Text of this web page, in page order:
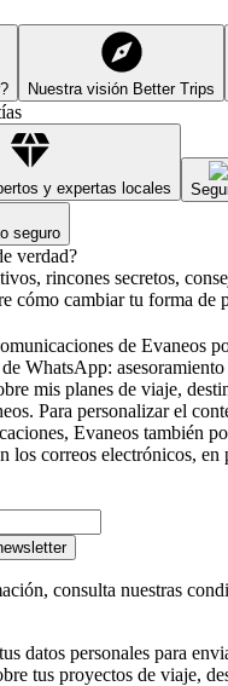
Nuestra visión Better Trips
y expertas locales
seguro
verdad?
rincones secretos,
cómo cambiar tu forma de
de Evaneos
WhatsApp:
mis planes de viaje,
Para personalizar el
Evaneos también
los correos electrónicos, en
consulta nuestras
datos personales para
tus proyectos de viaje,